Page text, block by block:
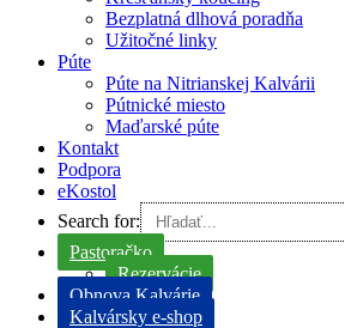
Bezplatná dlhová poradňa
Užitočné linky
Púte
Púte na Nitrianskej Kalvárii
Pútnické miesto
Maďarské púte
Kontakt
Podpora
eKostol
Search for:
Pastoračko
Rezervácie
Obnova Kalvárie
Kalvársky e-shop